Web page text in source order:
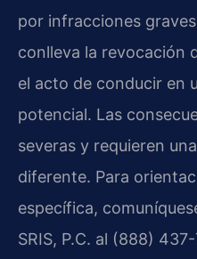
por infracciones
conlleva la revocación
el acto de conducir en
potencial. Las
severas y requieren
diferente. Para
específica,
SRIS, P.C. al (888) 437-